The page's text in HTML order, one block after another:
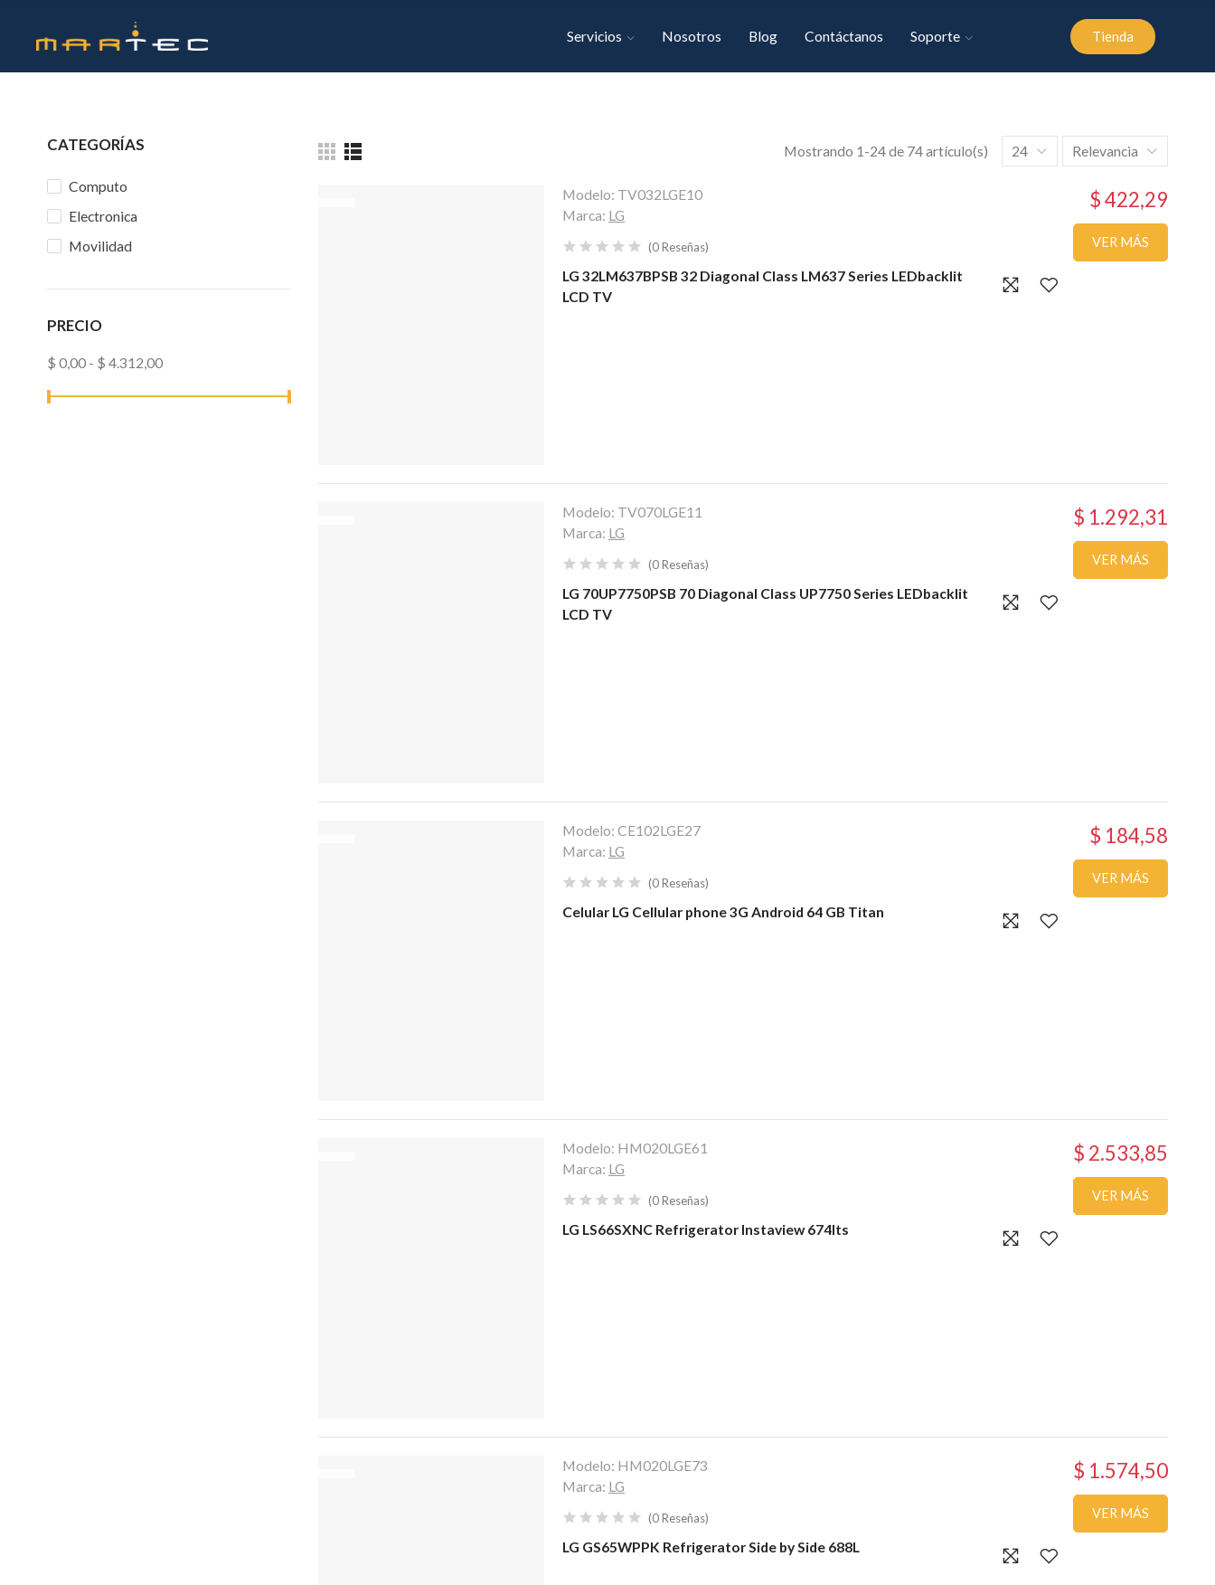
Servicios Nosotros Blog Contáctanos Soporte Tienda
Mostrando 1-24 de 74 artículo(s) 24 Relevancia
Modelo: TV032LGE10
Marca: LG
(0Reseñas)
LG 32LM637BPSB 32 Diagonal Class LM637 Series LEDbacklit
LCD TV
$ 422,29
VER MÁS
Modelo: TV070LGE11
Marca: LG
(0Reseñas)
LG 70UP7750PSB 70 Diagonal Class UP7750 Series LEDbacklit
LCD TV
$ 1.292,31
VER MÁS
Modelo: CE102LGE27
Marca: LG
(0Reseñas)
Celular LG Cellular phone 3G Android 64 GB Titan
$ 184,58
VER MÁS
Modelo: HM020LGE61
Marca: LG
(0Reseñas)
LG LS66SXNC Refrigerator Instaview 674lts
$ 2.533,85
VER MÁS
Modelo: HM020LGE73
Marca: LG
(0Reseñas)
LG GS65WPPK Refrigerator Side by Side 688L
$ 1.574,50
VER MÁS
CATEGORÍAS
Computo
Electronica
Movilidad
PRECIO
$ 0,00 - $ 4.312,00